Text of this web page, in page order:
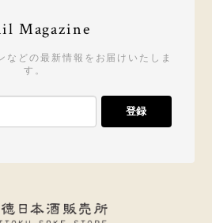
Magazine
などの最新情報をお届けいたしま
す。
登録